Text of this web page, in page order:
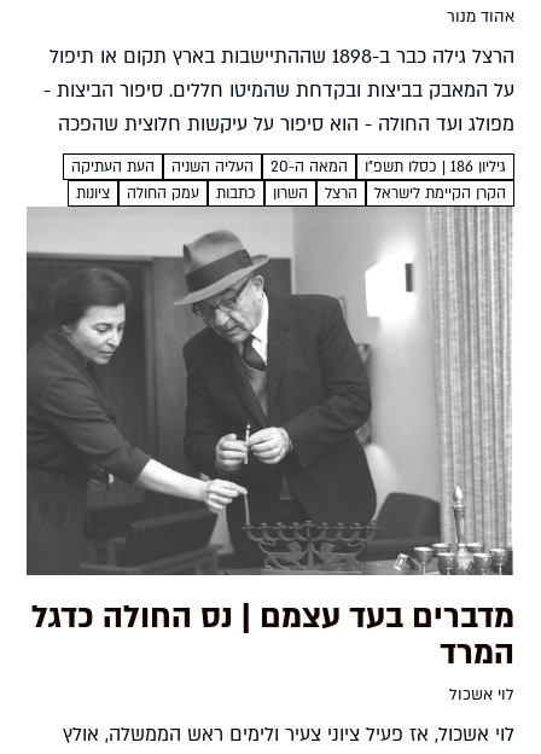
אהוד מנור
הרצל גילה כבר ב-1898 שההתיישבות בארץ תקום או תיפול
על המאבק בביצות ובקדחת שהמיטו חללים. סיפור הביצות -
מפולג ועד החולה - הוא סיפור על עיקשות חלוצית שהפכה
מקומות מסוכנים לפינות טבע מבורכות אהוד מנור...
גיליון 186 | כסלו תשפ"ו המאה ה-20 העליה השניה
העת העתיקה
הקרן הקיימת לישראל
הרצל השרון כתבות עמק החולה ציונות
מדברים בעד עצמם | נס החולה כדגל
המרד
לוי אשכול
לוי אשכול, אז פעיל ציוני צעיר ולימים ראש הממשלה, אולץ